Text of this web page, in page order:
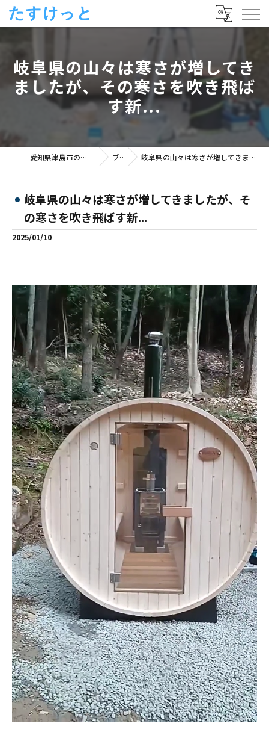
岐阜県の山々は寒さが増してき
ましたが、その寒さを吹き飛ば
す新...
愛知県津島市の便利屋ならたすけっと ブログ 岐阜県の山々は寒さが増してきましたが、その寒さを吹き飛ばす新...
岐阜県の山々は寒さが増してきましたが、そ
の寒さを吹き飛ばす新...
2025/01/10